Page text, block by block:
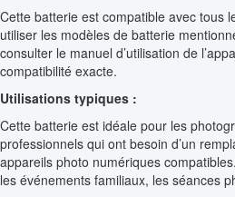
Cette batterie est compatible avec tous
utiliser les modèles de batterie
consulter le manuel d’utilisation de
compatibilité exacte.
Utilisations typiques :
Cette batterie est idéale pour les
professionnels qui ont besoin d’un
appareils photo numériques
les événements familiaux, les séances